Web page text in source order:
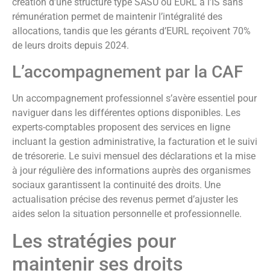
création d’une structure type SASU ou EURL à l’IS sans
rémunération permet de maintenir l’intégralité des
allocations, tandis que les gérants d’EURL reçoivent 70%
de leurs droits depuis 2024.
L’accompagnement par la CAF
Un accompagnement professionnel s’avère essentiel pour
naviguer dans les différentes options disponibles. Les
experts-comptables proposent des services en ligne
incluant la gestion administrative, la facturation et le suivi
de trésorerie. Le suivi mensuel des déclarations et la mise
à jour régulière des informations auprès des organismes
sociaux garantissent la continuité des droits. Une
actualisation précise des revenus permet d’ajuster les
aides selon la situation personnelle et professionnelle.
Les stratégies pour
maintenir ses droits